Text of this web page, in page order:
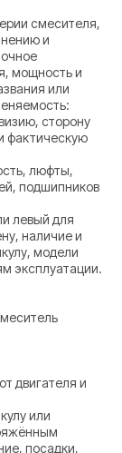
смесителя,
и
мощность и
или
сторону
фактическую
люфты,
подшипников
левый для
наличие и
модели
эксплуатации.
двигателя и
или
посадки,